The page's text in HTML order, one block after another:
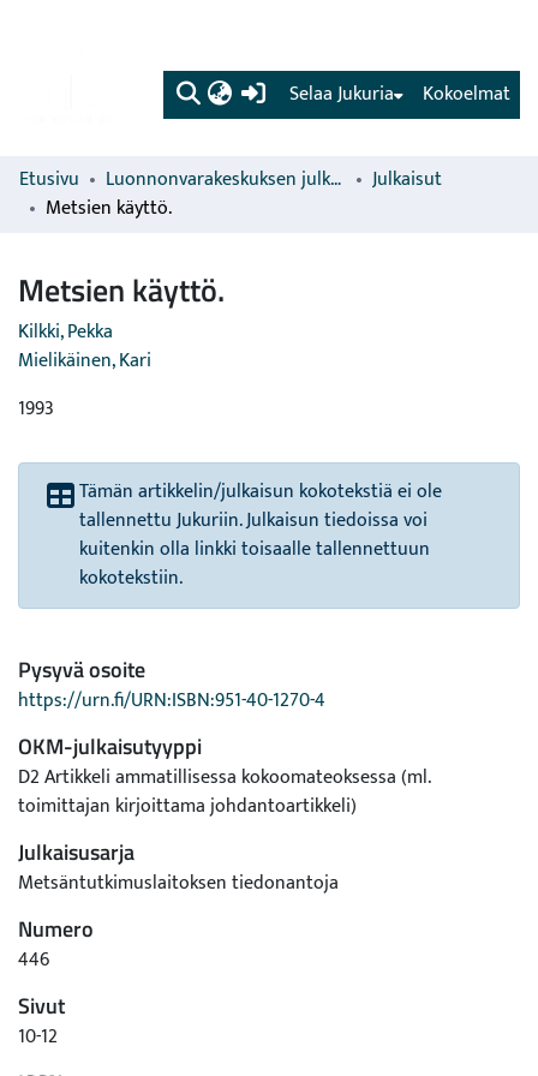
(current) Kokoelmat
Selaa Jukuria
Etusivu Luonnonvarakeskuksen julkaisut
Julkaisut
Metsien käyttö.
Metsien käyttö.
Kilkki, Pekka
Mielikäinen, Kari
1993
Tämän artikkelin/julkaisun kokotekstiä ei ole
tallennettu Jukuriin. Julkaisun tiedoissa voi
kuitenkin olla linkki toisaalle tallennettuun
kokotekstiin.
Pysyvä osoite
https://urn.fi/URN:ISBN:951-40-1270-4
OKM-julkaisutyyppi
D2 Artikkeli ammatillisessa kokoomateoksessa (ml.
toimittajan kirjoittama johdantoartikkeli)
Julkaisusarja
Metsäntutkimuslaitoksen tiedonantoja
Numero
446
Sivut
10-12